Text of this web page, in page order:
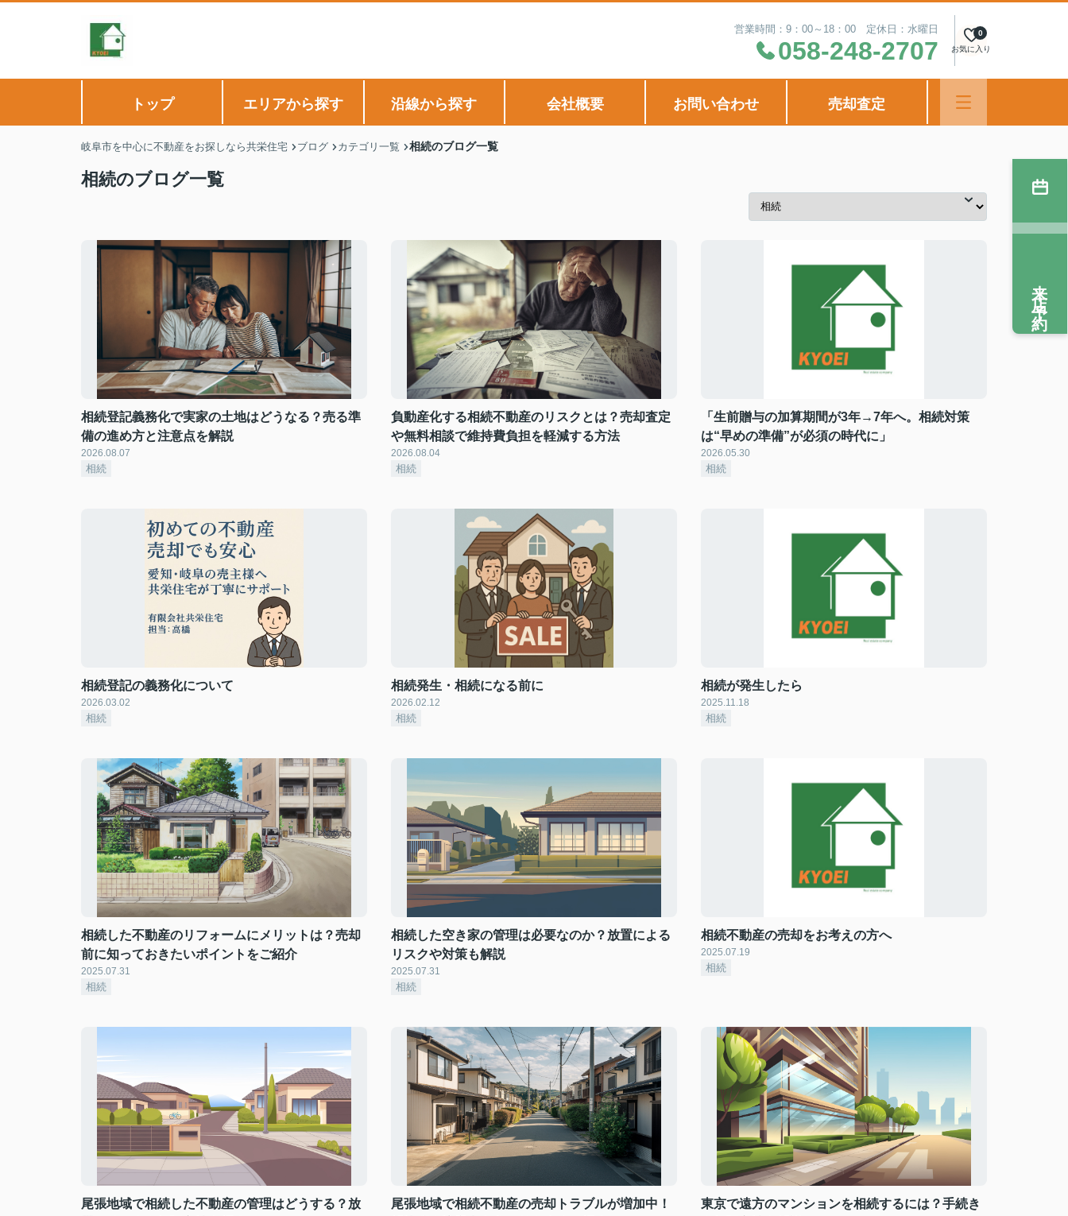
営業時間：9：00～18：00 定休日：水曜日
058-248-2707 お気に入り
0
トップ エリアから探す 沿線から探す 会社概要 お問い合わせ 売却査定
岐阜市を中心に不動産をお探しなら共栄住宅 ブログ カテゴリ一覧 相続のブログ一覧
相続のブログ一覧
相続登記義務化で実家の土地はどうなる？売る準
備の進め方と注意点を解説
2026.08.07
相続
負動産化する相続不動産のリスクとは？売却査定
や無料相談で維持費負担を軽減する方法
2026.08.04
相続
「生前贈与の加算期間が3年→7年へ。相続対策
は“早めの準備”が必須の時代に」
2026.05.30
相続
相続登記の義務化について
2026.03.02
相続
相続発生・相続になる前に
2026.02.12
相続
相続が発生したら
2025.11.18
相続
相続した不動産のリフォームにメリットは？売却
前に知っておきたいポイントをご紹介
2025.07.31
相続
相続した空き家の管理は必要なのか？放置による
リスクや対策も解説
2025.07.31
相続
相続不動産の売却をお考えの方へ
2025.07.19
相続
尾張地域で相続した不動産の管理はどうする？放
尾張地域で相続不動産の売却トラブルが増加中！
東京で遠方のマンションを相続するには？手続き
来店予約